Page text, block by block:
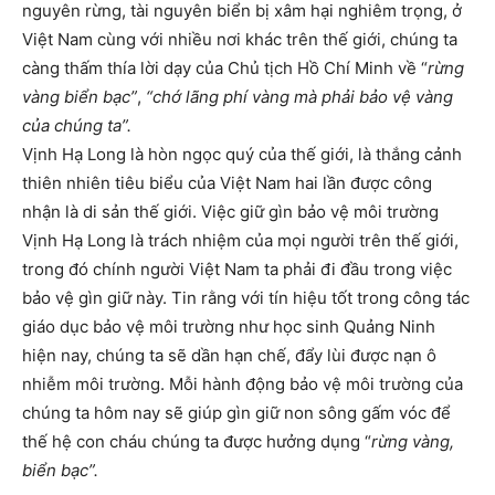
nguyên rừng, tài nguyên biển bị xâm hại nghiêm trọng, ở
Việt Nam cùng với nhiều nơi khác trên thế giới, chúng ta
càng thấm thía lời dạy của Chủ tịch Hồ Chí Minh về “rừng
vàng biển bạc”, “chớ lãng phí vàng mà phải bảo vệ vàng
của chúng ta”.
Vịnh Hạ Long là hòn ngọc quý của thế giới, là thắng cảnh
thiên nhiên tiêu biểu của Việt Nam hai lần được công
nhận là di sản thế giới. Việc giữ gìn bảo vệ môi trường
Vịnh Hạ Long là trách nhiệm của mọi người trên thế giới,
trong đó chính người Việt Nam ta phải đi đầu trong việc
bảo vệ gìn giữ này. Tin rằng với tín hiệu tốt trong công tác
giáo dục bảo vệ môi trường như học sinh Quảng Ninh
hiện nay, chúng ta sẽ dần hạn chế, đẩy lùi được nạn ô
nhiễm môi trường. Mỗi hành động bảo vệ môi trường của
chúng ta hôm nay sẽ giúp gìn giữ non sông gấm vóc để
thế hệ con cháu chúng ta được hưởng dụng “rừng vàng,
biển bạc”.